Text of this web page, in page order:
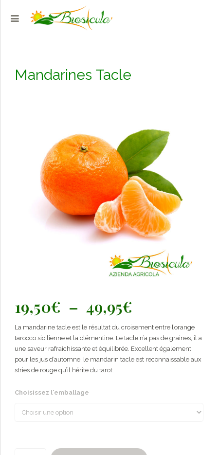
Mandarines Tacle
19,50€ – 49,95€
de
prix :
19,50€
à
La mandarine tacle est le résultat du croisement entre l’orange
tarocco sicilienne et la clémentine. Le tacle n’a pas de graines, il a
une saveur rafraîchissante et équilibrée. Excellent également
pour les jus d’automne, le mandarin tacle est reconnaissable aux
stries de rouge qu’il hérite du tarot.
Choisissez l'emballage